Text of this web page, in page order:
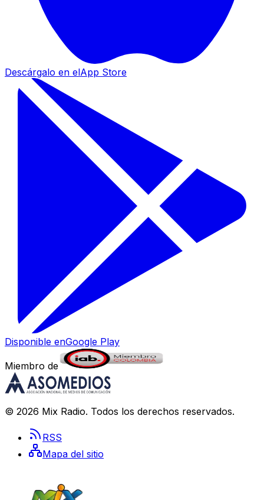
Descárgalo en elApp Store
Disponible enGoogle Play
Miembro de
© 2026 Mix Radio. Todos los derechos reservados.
RSS
Mapa del sitio